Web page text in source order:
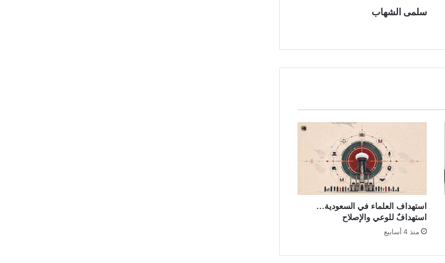
سلمى الشهاب
استهداف العلماء في السعودية…
استهدافٌ للوعي والإصلاح
منذ 4 أسابيع